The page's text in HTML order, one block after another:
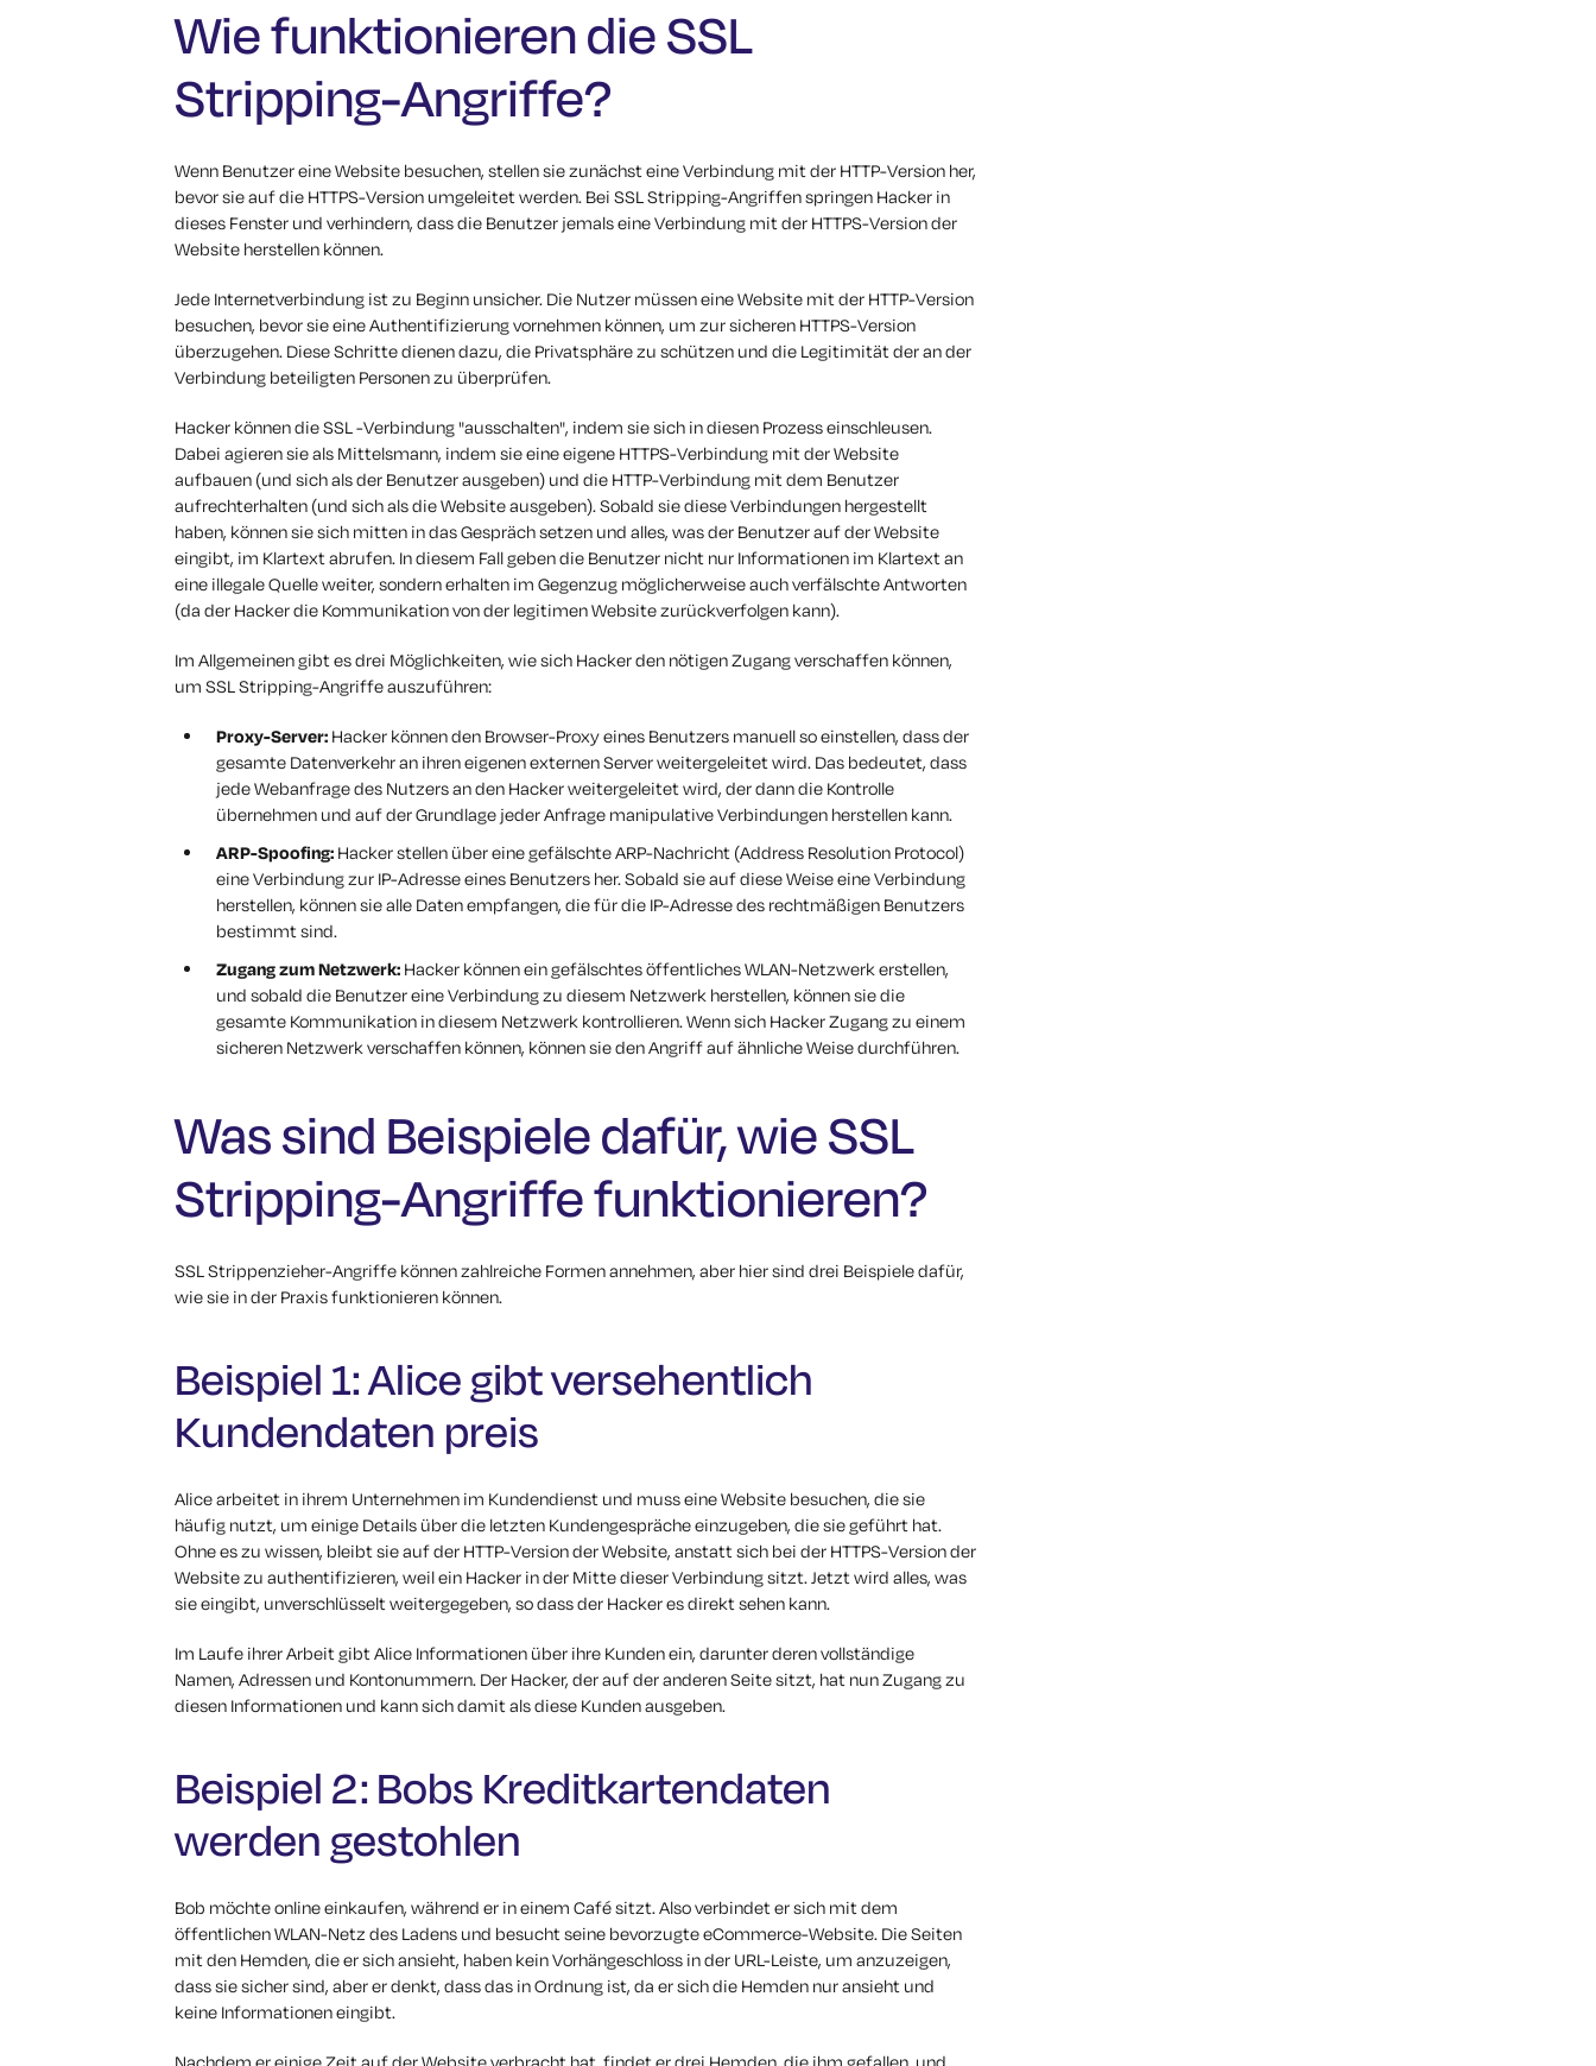
Wie funktionieren die SSL
Stripping-Angriffe?
Wenn Benutzer eine Website besuchen, stellen sie zunächst eine Verbindung mit der HTTP-Version her,
bevor sie auf die HTTPS-Version umgeleitet werden. Bei SSL Stripping-Angriffen springen Hacker in
dieses Fenster und verhindern, dass die Benutzer jemals eine Verbindung mit der HTTPS-Version der
Website herstellen können.
Jede Internetverbindung ist zu Beginn unsicher. Die Nutzer müssen eine Website mit der HTTP-Version
besuchen, bevor sie eine Authentifizierung vornehmen können, um zur sicheren HTTPS-Version
überzugehen. Diese Schritte dienen dazu, die Privatsphäre zu schützen und die Legitimität der an der
Verbindung beteiligten Personen zu überprüfen.
Hacker können die SSL -Verbindung "ausschalten", indem sie sich in diesen Prozess einschleusen.
Dabei agieren sie als Mittelsmann, indem sie eine eigene HTTPS-Verbindung mit der Website
aufbauen (und sich als der Benutzer ausgeben) und die HTTP-Verbindung mit dem Benutzer
aufrechterhalten (und sich als die Website ausgeben). Sobald sie diese Verbindungen hergestellt
haben, können sie sich mitten in das Gespräch setzen und alles, was der Benutzer auf der Website
eingibt, im Klartext abrufen. In diesem Fall geben die Benutzer nicht nur Informationen im Klartext an
eine illegale Quelle weiter, sondern erhalten im Gegenzug möglicherweise auch verfälschte Antworten
(da der Hacker die Kommunikation von der legitimen Website zurückverfolgen kann).
Im Allgemeinen gibt es drei Möglichkeiten, wie sich Hacker den nötigen Zugang verschaffen können,
um SSL Stripping-Angriffe auszuführen:
Proxy-Server: Hacker können den Browser-Proxy eines Benutzers manuell so einstellen, dass der
gesamte Datenverkehr an ihren eigenen externen Server weitergeleitet wird. Das bedeutet, dass
jede Webanfrage des Nutzers an den Hacker weitergeleitet wird, der dann die Kontrolle
übernehmen und auf der Grundlage jeder Anfrage manipulative Verbindungen herstellen kann.
ARP-Spoofing: Hacker stellen über eine gefälschte ARP-Nachricht (Address Resolution Protocol)
eine Verbindung zur IP-Adresse eines Benutzers her. Sobald sie auf diese Weise eine Verbindung
herstellen, können sie alle Daten empfangen, die für die IP-Adresse des rechtmäßigen Benutzers
bestimmt sind.
Zugang zum Netzwerk: Hacker können ein gefälschtes öffentliches WLAN-Netzwerk erstellen,
und sobald die Benutzer eine Verbindung zu diesem Netzwerk herstellen, können sie die
gesamte Kommunikation in diesem Netzwerk kontrollieren. Wenn sich Hacker Zugang zu einem
sicheren Netzwerk verschaffen können, können sie den Angriff auf ähnliche Weise durchführen.
Was sind Beispiele dafür, wie SSL
Stripping-Angriffe funktionieren?
SSL Strippenzieher-Angriffe können zahlreiche Formen annehmen, aber hier sind drei Beispiele dafür,
wie sie in der Praxis funktionieren können.
Beispiel 1: Alice gibt versehentlich
Kundendaten preis
Alice arbeitet in ihrem Unternehmen im Kundendienst und muss eine Website besuchen, die sie
häufig nutzt, um einige Details über die letzten Kundengespräche einzugeben, die sie geführt hat.
Ohne es zu wissen, bleibt sie auf der HTTP-Version der Website, anstatt sich bei der HTTPS-Version der
Website zu authentifizieren, weil ein Hacker in der Mitte dieser Verbindung sitzt. Jetzt wird alles, was
sie eingibt, unverschlüsselt weitergegeben, so dass der Hacker es direkt sehen kann.
Im Laufe ihrer Arbeit gibt Alice Informationen über ihre Kunden ein, darunter deren vollständige
Namen, Adressen und Kontonummern. Der Hacker, der auf der anderen Seite sitzt, hat nun Zugang zu
diesen Informationen und kann sich damit als diese Kunden ausgeben.
Beispiel 2: Bobs Kreditkartendaten
werden gestohlen
Bob möchte online einkaufen, während er in einem Café sitzt. Also verbindet er sich mit dem
öffentlichen WLAN-Netz des Ladens und besucht seine bevorzugte eCommerce-Website. Die Seiten
mit den Hemden, die er sich ansieht, haben kein Vorhängeschloss in der URL-Leiste, um anzuzeigen,
dass sie sicher sind, aber er denkt, dass das in Ordnung ist, da er sich die Hemden nur ansieht und
keine Informationen eingibt.